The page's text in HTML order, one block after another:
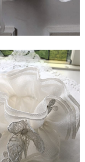
アドレス
ォトスタン
ーのベビー